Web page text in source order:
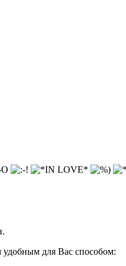
для Вас способом: